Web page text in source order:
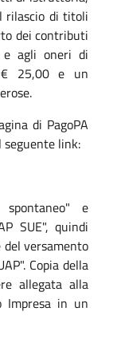
rilascio di titoli
dei contributi
e agli oneri di
€ 25,00 e un
di PagoPA
seguente link:
spontaneo" e
SUE", quindi
versamento
Copia della
allegata alla
in un